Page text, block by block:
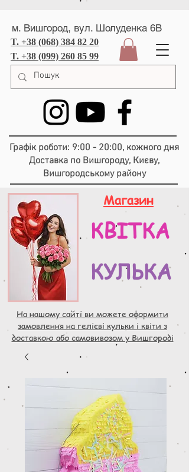
м. Вишгород, вул. Шолуденка 6В
T. +38 (068) 384 82 20
T. +38 (099) 260 85 99
Графік роботи: 9:00 - 20:00, кожного дня
Доставка по Вишгороду, Києву,
Вишгородському району
Магазин
КВІТКА
КУЛЬКА
На нашому сайті ви можете оформити
замовлення на гелієві кульки і квіти з
доставкою або самовивозом у Вишгороді